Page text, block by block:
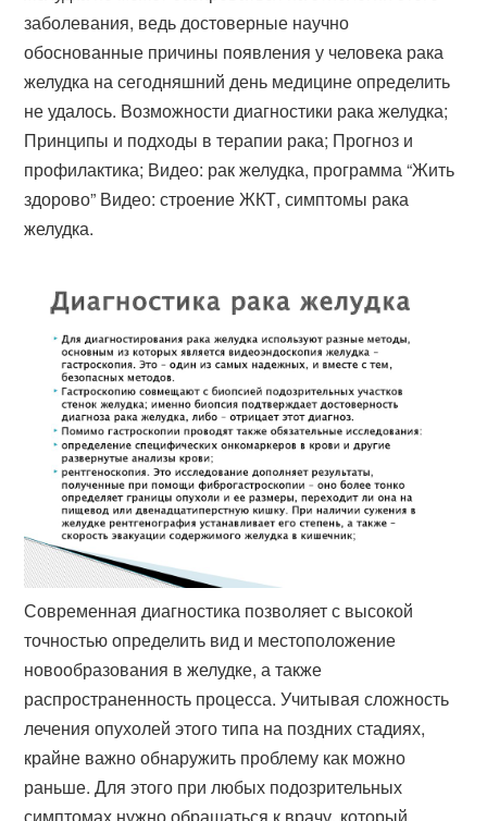
заболевания, ведь достоверные научно
обоснованные причины появления у человека рака
желудка на сегодняшний день медицине определить
не удалось. Возможности диагностики рака желудка;
Принципы и подходы в терапии рака; Прогноз и
профилактика; Видео: рак желудка, программа “Жить
здорово” Видео: строение ЖКТ, симптомы рака
желудка.
Современная диагностика позволяет с высокой
точностью определить вид и местоположение
новообразования в желудке, а также
распространенность процесса. Учитывая сложность
лечения опухолей этого типа на поздних стадиях,
крайне важно обнаружить проблему как можно
раньше. Для этого при любых подозрительных